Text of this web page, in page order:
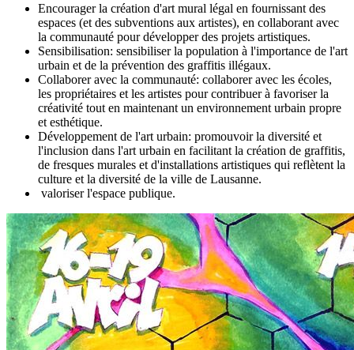
Encourager la création d'art mural légal en fournissant des
espaces (et des subventions aux artistes), en collaborant avec
la communauté pour développer des projets artistiques.
Sensibilisation: sensibiliser la population à l'importance de l'art
urbain et de la prévention des graffitis illégaux.
Collaborer avec la communauté: collaborer avec les écoles,
les propriétaires et les artistes pour contribuer à favoriser la
créativité tout en maintenant un environnement urbain propre
et esthétique.
Développement de l'art urbain: promouvoir la diversité et
l'inclusion dans l'art urbain en facilitant la création de graffitis,
de fresques murales et d'installations artistiques qui reflètent la
culture et la diversité de la ville de Lausanne.
valoriser l'espace publique.